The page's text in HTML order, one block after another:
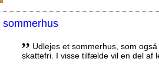
sommerhus
,, Udlejes et sommerhus, som
skattefri. I visse tilfælde vil en del af